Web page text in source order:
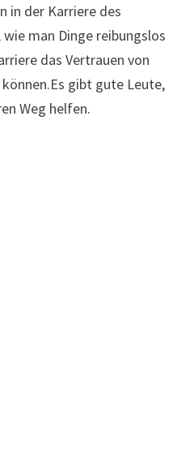
in der Karriere des
man Dinge reibungslos
das Vertrauen von
gibt gute Leute,
Weg helfen.